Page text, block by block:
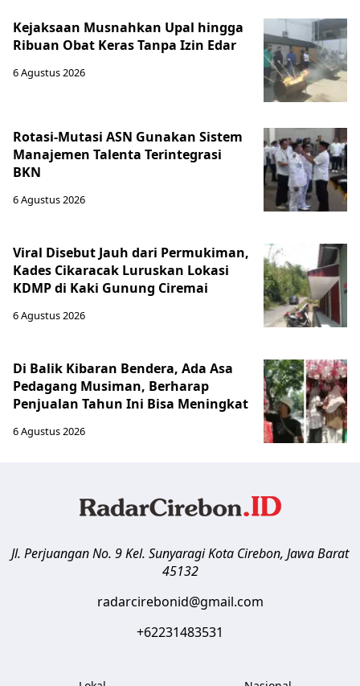
Kejaksaan Musnahkan Upal hingga
Ribuan Obat Keras Tanpa Izin Edar
6 Agustus 2026
Rotasi-Mutasi ASN Gunakan Sistem
Manajemen Talenta Terintegrasi
BKN
6 Agustus 2026
Viral Disebut Jauh dari Permukiman,
Kades Cikaracak Luruskan Lokasi
KDMP di Kaki Gunung Ciremai
6 Agustus 2026
Di Balik Kibaran Bendera, Ada Asa
Pedagang Musiman, Berharap
Penjualan Tahun Ini Bisa Meningkat
6 Agustus 2026
Jl. Perjuangan No. 9 Kel. SunyaragiKota Cirebon, Jawa Barat
45132
radarcirebonid@gmail.com
+62231483531